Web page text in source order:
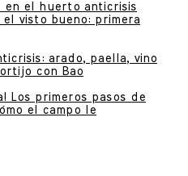
en el huerto anticrisis
visto bueno: primera
arado, paella, vino
con Bao
Los primeros pasos de
el campo le